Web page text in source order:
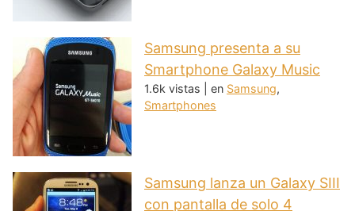
Samsung presenta a su
Smartphone Galaxy Music
1.6k vistas en Samsung,
Smartphones
Samsung lanza un Galaxy SIII
con pantalla de solo 4